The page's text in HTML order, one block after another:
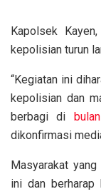
Kapolsek Kayen,
kepolisian turun
“Kegiatan ini
kepolisian dan
berbagi di
dikonfirmasi
Masyarakat
ini dan